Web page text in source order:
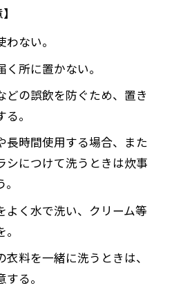
ない。
所に置かない。
どの誤飲を防ぐため、置き
。
長時間使用する場合、また
シにつけて洗うときは炊事
よく水で洗い、クリーム等
衣料を一緒に洗うときは、
る。